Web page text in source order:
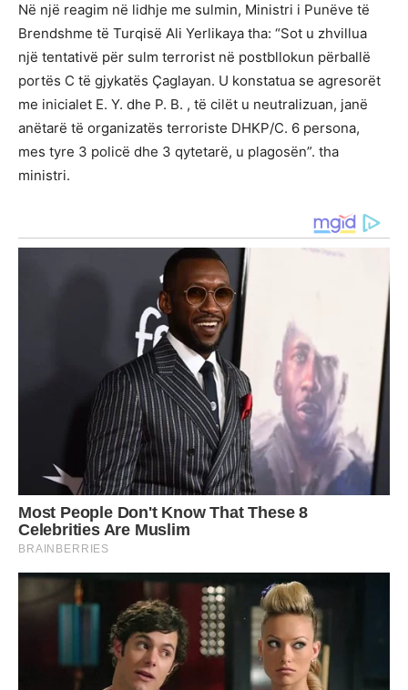
Në një reagim në lidhje me sulmin, Ministri i Punëve të
Brendshme të Turqisë Ali Yerlikaya tha: “Sot u zhvillua
një tentativë për sulm terrorist në postbllokun përballë
portës C të gjykatës Çaglayan. U konstatua se agresorët
me inicialet E. Y. dhe P. B. , të cilët u neutralizuan, janë
anëtarë të organizatës terroriste DHKP/C. 6 persona,
mes tyre 3 policë dhe 3 qytetarë, u plagosën”. tha
ministri.